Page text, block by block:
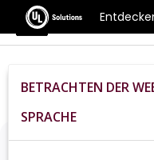
Home De
Denken Sie
BETRACHTEN DER
SPRACHE